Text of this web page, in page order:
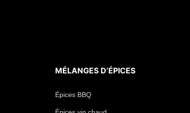
MÉLANGES D’ÉPICES
Épices BBQ